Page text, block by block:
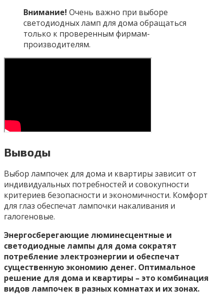
Внимание! Очень важно при выборе
светодиодных ламп для дома обращаться
только к проверенным фирмам-
производителям.
Выводы
Выбор лампочек для дома и квартиры зависит от
индивидуальных потребностей и совокупности
критериев безопасности и экономичности. Комфорт
для глаз обеспечат лампочки накаливания и
галогеновые.
Энергосберегающие люминесцентные и
светодиодные лампы для дома сократят
потребление электроэнергии и обеспечат
существенную экономию денег. Оптимальное
решение для дома и квартиры – это комбинация
видов лампочек в разных комнатах и их зонах.